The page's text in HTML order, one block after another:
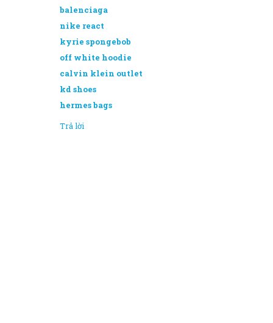
balenciaga
nike react
kyrie spongebob
off white hoodie
calvin klein outlet
kd shoes
hermes bags
Trả lời